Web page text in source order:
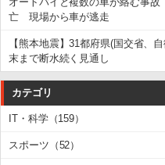
亡 現場から車が逃走
【熊本地震】31都府県(国交省、
末まで断水続く見通し
カテゴリ
IT・科学（159）
スポーツ（52）